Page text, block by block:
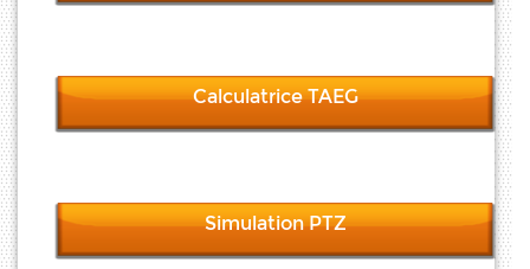
Calculatrice TAEG
Simulation PTZ